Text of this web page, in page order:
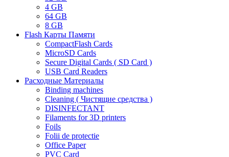
4 GB
64 GB
8 GB
Flash Карты Памяти
CompactFlash Cards
MicroSD Cards
Secure Digital Cards ( SD Card )
USB Card Readers
Расходные Материалы
Binding machines
Cleaning ( Чистящие средства )
DISINFECTANT
Filaments for 3D printers
Foils
Folii de protectie
Office Paper
PVC Card